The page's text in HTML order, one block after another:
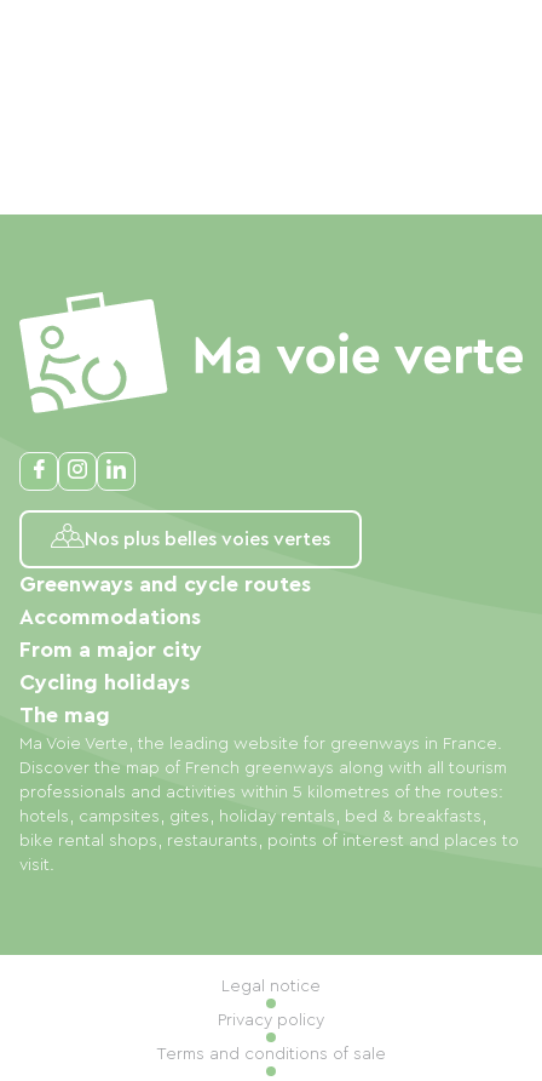
Nos plus belles voies vertes
Ma Voie Verte, the leading website for greenways in France.
Discover the map of French greenways along with all tourism
professionals and activities within 5 kilometres of the routes:
hotels, campsites, gites, holiday rentals, bed & breakfasts,
bike rental shops, restaurants, points of interest and places to
visit.
Greenways and cycle routes
Accommodations
From a major city
Cycling holidays
The mag
Legal notice
Privacy policy
Terms and conditions of sale